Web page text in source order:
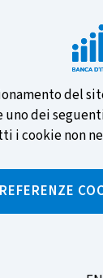
del
dei
i cookie non